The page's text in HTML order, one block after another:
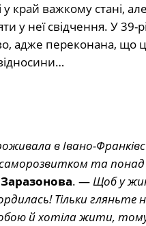
у край важкому стані,
у неї свідчення. У
адже переконана,
в Івано-
саморозвитком та
. —Щоб у
Тільки гляньте
й хотіла жити,